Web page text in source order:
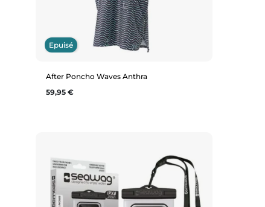
Epuisé
After Poncho Waves Anthra
Prix
59,95 €